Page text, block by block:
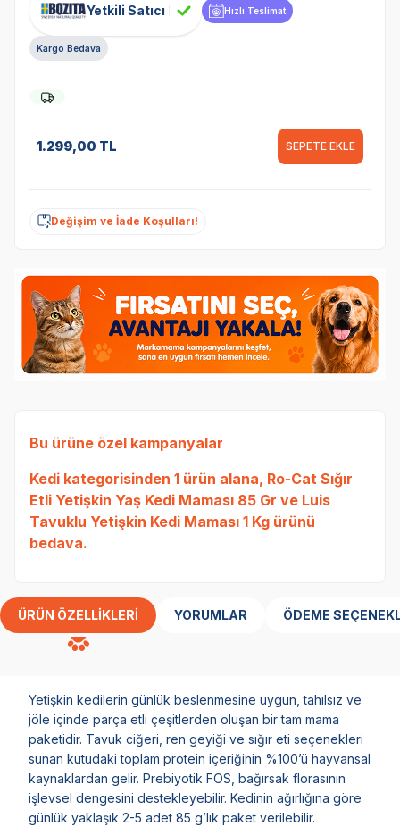
Yetkili Satıcı Hızlı Teslimat
Kargo Bedava
1.299,00 TL SEPETE EKLE
Değişim ve İade Koşulları!
Bu ürüne özel kampanyalar
Kedi kategorisinden 1 ürün alana, Ro-Cat Sığır
Etli Yetişkin Yaş Kedi Maması 85 Gr ve Luis
Tavuklu Yetişkin Kedi Maması 1 Kg ürünü
bedava.
ÜRÜN ÖZELLIKLERI YORUMLAR ÖDEME
Yetişkin kedilerin günlük beslenmesine uygun, tahılsız ve
jöle içinde parça etli çeşitlerden oluşan bir tam mama
paketidir. Tavuk ciğeri, ren geyiği ve sığır eti seçenekleri
sunan kutudaki toplam protein içeriğinin %100’ü hayvansal
kaynaklardan gelir. Prebiyotik FOS, bağırsak florasının
işlevsel dengesini destekleyebilir. Kedinin ağırlığına göre
günlük yaklaşık 2-5 adet 85 g’lık paket verilebilir.